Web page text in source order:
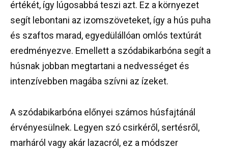
értékét, így lúgosabbá teszi azt. Ez a környezet
segít lebontani az izomszöveteket, így a hús puha
és szaftos marad, egyedülállóan omlós textúrát
eredményezve. Emellett a szódabikarbóna segít a
húsnak jobban megtartani a nedvességet és
intenzívebben magába szívni az ízeket.
A szódabikarbóna előnyei számos húsfajtánál
érvényesülnek. Legyen szó csirkéről, sertésről,
marháról vagy akár lazacról, ez a módszer